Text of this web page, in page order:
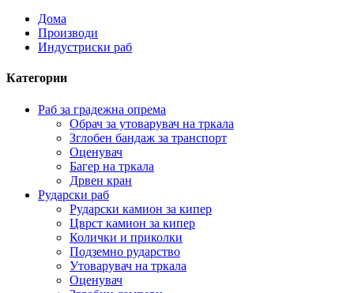
Дома
Производи
Индустриски раб
Категории
Раб за градежна опрема
Обрач за утоварувач на тркала
Зглобен бандаж за транспорт
Оценувач
Багер на тркала
Дрвен кран
Рударски раб
Рударски камион за кипер
Цврст камион за кипер
Колички и приколки
Подземно рударство
Утоварувач на тркала
Оценувач